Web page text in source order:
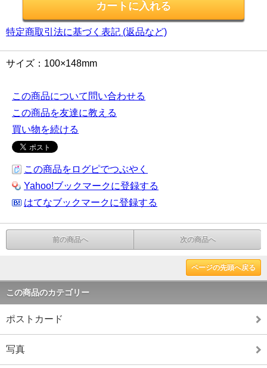
特定商取引法に基づく表記 (返品など)
サイズ：100×148mm
この商品について問い合わせる
この商品を友達に教える
買い物を続ける
この商品をログピでつぶやく
Yahoo!ブックマークに登録する
はてなブックマークに登録する
前の商品へ 次の商品へ
ページの先頭へ戻る
この商品のカテゴリー
ポストカード
写真